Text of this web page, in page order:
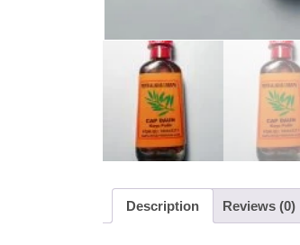
Description Reviews (0)